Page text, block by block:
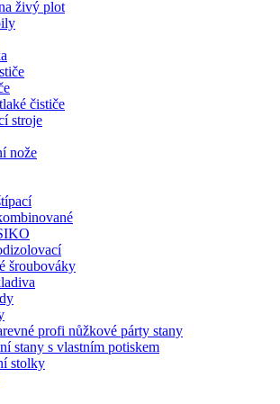
živý plot
čističe
stroje
nože
šroubováky
profi nůžkové párty stany
stany s vlastním potiskem
stolky